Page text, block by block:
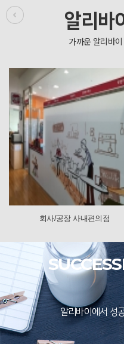
알리바
장 사내편의점
알리바이에서 성